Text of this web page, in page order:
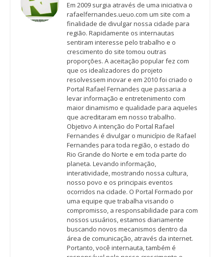
Em 2009 surgia através de uma iniciativa o
rafaelfernandes.ueuo.com um site com a
finalidade de divulgar nossa cidade para
região. Rapidamente os internautas
sentiram interesse pelo trabalho e o
crescimento do site tomou outras
proporções. A aceitação popular fez com
que os idealizadores do projeto
resolvessem inovar e em 2010 foi criado o
Portal Rafael Fernandes que passaria a
levar informação e entretenimento com
maior dinamismo e qualidade para aqueles
que acreditaram em nosso trabalho.
Objetivo A intenção do Portal Rafael
Fernandes é divulgar o município de Rafael
Fernandes para toda região, o estado do
Rio Grande do Norte e em toda parte do
planeta. Levando informação,
interatividade, mostrando nossa cultura,
nosso povo e os principais eventos
ocorridos na cidade. O Portal Formado por
uma equipe que trabalha visando o
compromisso, a responsabilidade para com
nossos usuários, estamos diariamente
buscando novos mecanismos dentro da
área de comunicação, através da internet.
Portanto, você internauta, também é